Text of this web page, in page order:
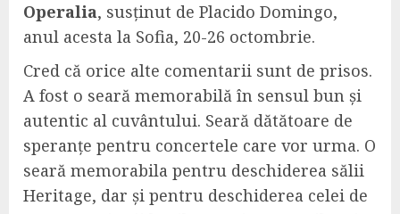
Operalia, susținut de Placido Domingo,
anul acesta la Sofia, 20-26 octombrie.
Cred că orice alte comentarii sunt de prisos.
A fost o seară memorabilă în sensul bun și
autentic al cuvântului. Seară dătătoare de
speranțe pentru concertele care vor urma. O
seară memorabila pentru deschiderea sălii
Heritage, dar și pentru deschiderea celei de